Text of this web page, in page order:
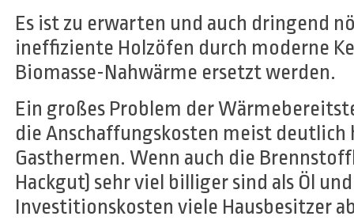
Es ist zu erwarten und auch dringend
ineffiziente Holzöfen durch moderne
Biomasse-Nahwärme ersetzt werden.
Ein großes Problem der
die Anschaffungskosten meist deutlich
Gasthermen. Wenn auch die
Hackgut) sehr viel billiger sind als Öl
Investitionskosten viele Hausbesitzer